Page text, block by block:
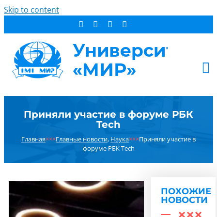
Skip to content
СТУДЕНТУ
НОВОСТИ
РЕЗУЛЬТАТ ПОИСКА:
Приняли участие в форуме РБК
Tech
Главная×××Главные новости, Наука×××Приняли участие в
форуме РБК Tech
ПОХОЖИЕ
НОВОСТИ